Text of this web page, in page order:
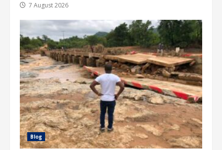
7 August 2026
Blog